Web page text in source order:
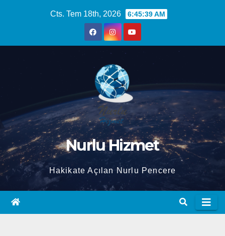
Cts. Tem 18th, 2026 6:45:40 AM
Nurlu Hizmet
Hakikate Açılan Nurlu Pencere